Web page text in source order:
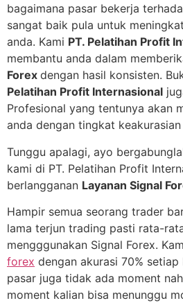
bagaimana pasar bekerja
sangat baik pula untuk
anda. Kami PT. Pelatihan Profit
membantu anda dalam
Forex dengan hasil konsisten.
Pelatihan Profit Internasional
Profesional yang tentunya akan
anda dengan tingkat
Tunggu apalagi, ayo
kami di PT. Pelatihan Profit
berlangganan Layanan Signal
Hampir semua seorang trader
lama terjun trading pasti rata-
mengggunakan Signal Forex.
forex dengan akurasi 70% setiap
pasar juga tidak ada moment
moment kalian bisa menunggu